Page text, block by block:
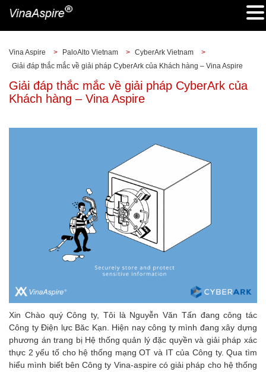
Vina Aspire > PaloAlto Vietnam > CyberArk Vietnam
>
Giải đáp thắc mắc về giải pháp CyberArk của Khách hàng – Vina Aspire
Giải đáp thắc mắc về giải pháp CyberArk của
Khách hàng – Vina Aspire
Xin Chào quý Công ty, Tôi là Nguyễn Văn Tấn đang công tác
Công ty Điện lực Băc Kạn. Hiện nay công ty mình đang xây dựng
phương án trang bị Hệ thống quản lý đặc quyền và giải pháp xác
thực 2 yếu tố cho hệ thống mạng OT và IT của Công ty. Qua tìm
hiểu mình biết bên Công ty Vina-aspire có giải pháp cho hệ thống